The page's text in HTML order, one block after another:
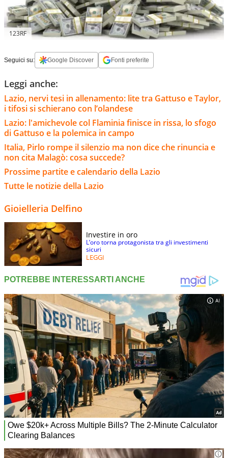
123RF
Seguici su: Google Discover Fonti preferite
Leggi anche:
Lazio, nervi tesi in allenamento: lite tra Gattuso e Taylor,
i tifosi si schierano con l’olandese
Lazio: l'amichevole col Flaminia finisce in rissa, lo sfogo
di Gattuso e la polemica in campo
Italia, Pirlo rompe il silenzio ma non dice che rinuncia e
non cita Malagò: cosa succede?
Prossime partite e calendario della Lazio
Tutte le notizie della Lazio
Gioielleria Delfino
Investire in oro
L’oro torna protagonista tra gli investimenti
sicuri
LEGGI